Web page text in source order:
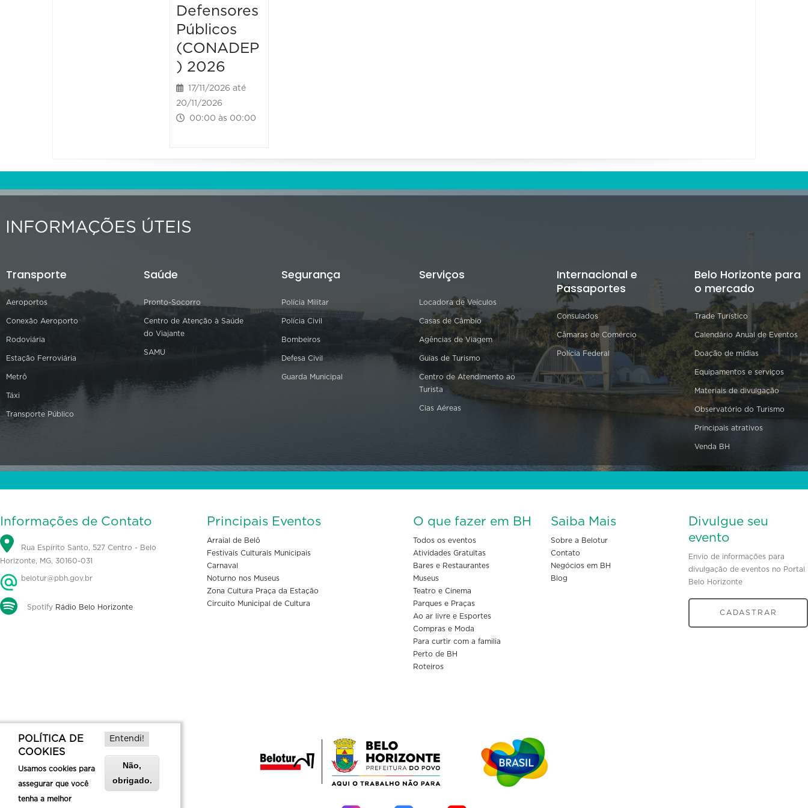
Defensores
Públicos
(CONADEP
) 2026
17/11/2026 até
20/11/2026
00:00 às 00:00
INFORMAÇÕES ÚTEIS
Transporte
Aeroportos
Conexão Aeroporto
Rodoviária
Estação Ferroviária
Metrô
Táxi
Transporte Público
Saúde
Pronto-Socorro
Centro de Atenção à Saúde
do Viajante
SAMU
Segurança
Polícia Militar
Polícia Civil
Bombeiros
Defesa Civil
Guarda Municipal
Serviços
Locadora de Veículos
Casas de Câmbio
Agências de Viagem
Guias de Turismo
Centro de Atendimento ao
Turista
Cias Aéreas
Internacional e
Passaportes
Consulados
Câmaras de Comércio
Polícia Federal
Belo Horizonte para
o mercado
Trade Turístico
Calendário Anual de Eventos
Doação de mídias
Equipamentos e serviços
Materiais de divulgação
Observatório do Turismo
Principais atrativos
Venda BH
Informações de Contato
Rua Espírito Santo, 527 Centro - Belo
Horizonte, MG, 30160-031
belotur@pbh.gov.br
Spotify Rádio Belo Horizonte
Principais Eventos
Arraial de Belô
Festivais Culturais Municipais
Carnaval
Noturno nos Museus
Zona Cultura Praça da Estação
Circuito Municipal de Cultura
O que fazer em BH
Todos os eventos
Atividades Gratuitas
Bares e Restaurantes
Museus
Teatro e Cinema
Parques e Praças
Ao ar livre e Esportes
Compras e Moda
Para curtir com a familia
Perto de BH
Roteiros
Saiba Mais
Sobre a Belotur
Contato
Negócios em BH
Blog
Divulgue seu
evento
Envio de informações para
divulgação de eventos no Portal
Belo Horizonte
CADASTRAR
POLÍTICA DE
COOKIES
Usamos cookies para
assegurar que você
tenha a melhor
Entendi!
Não,
obrigado.